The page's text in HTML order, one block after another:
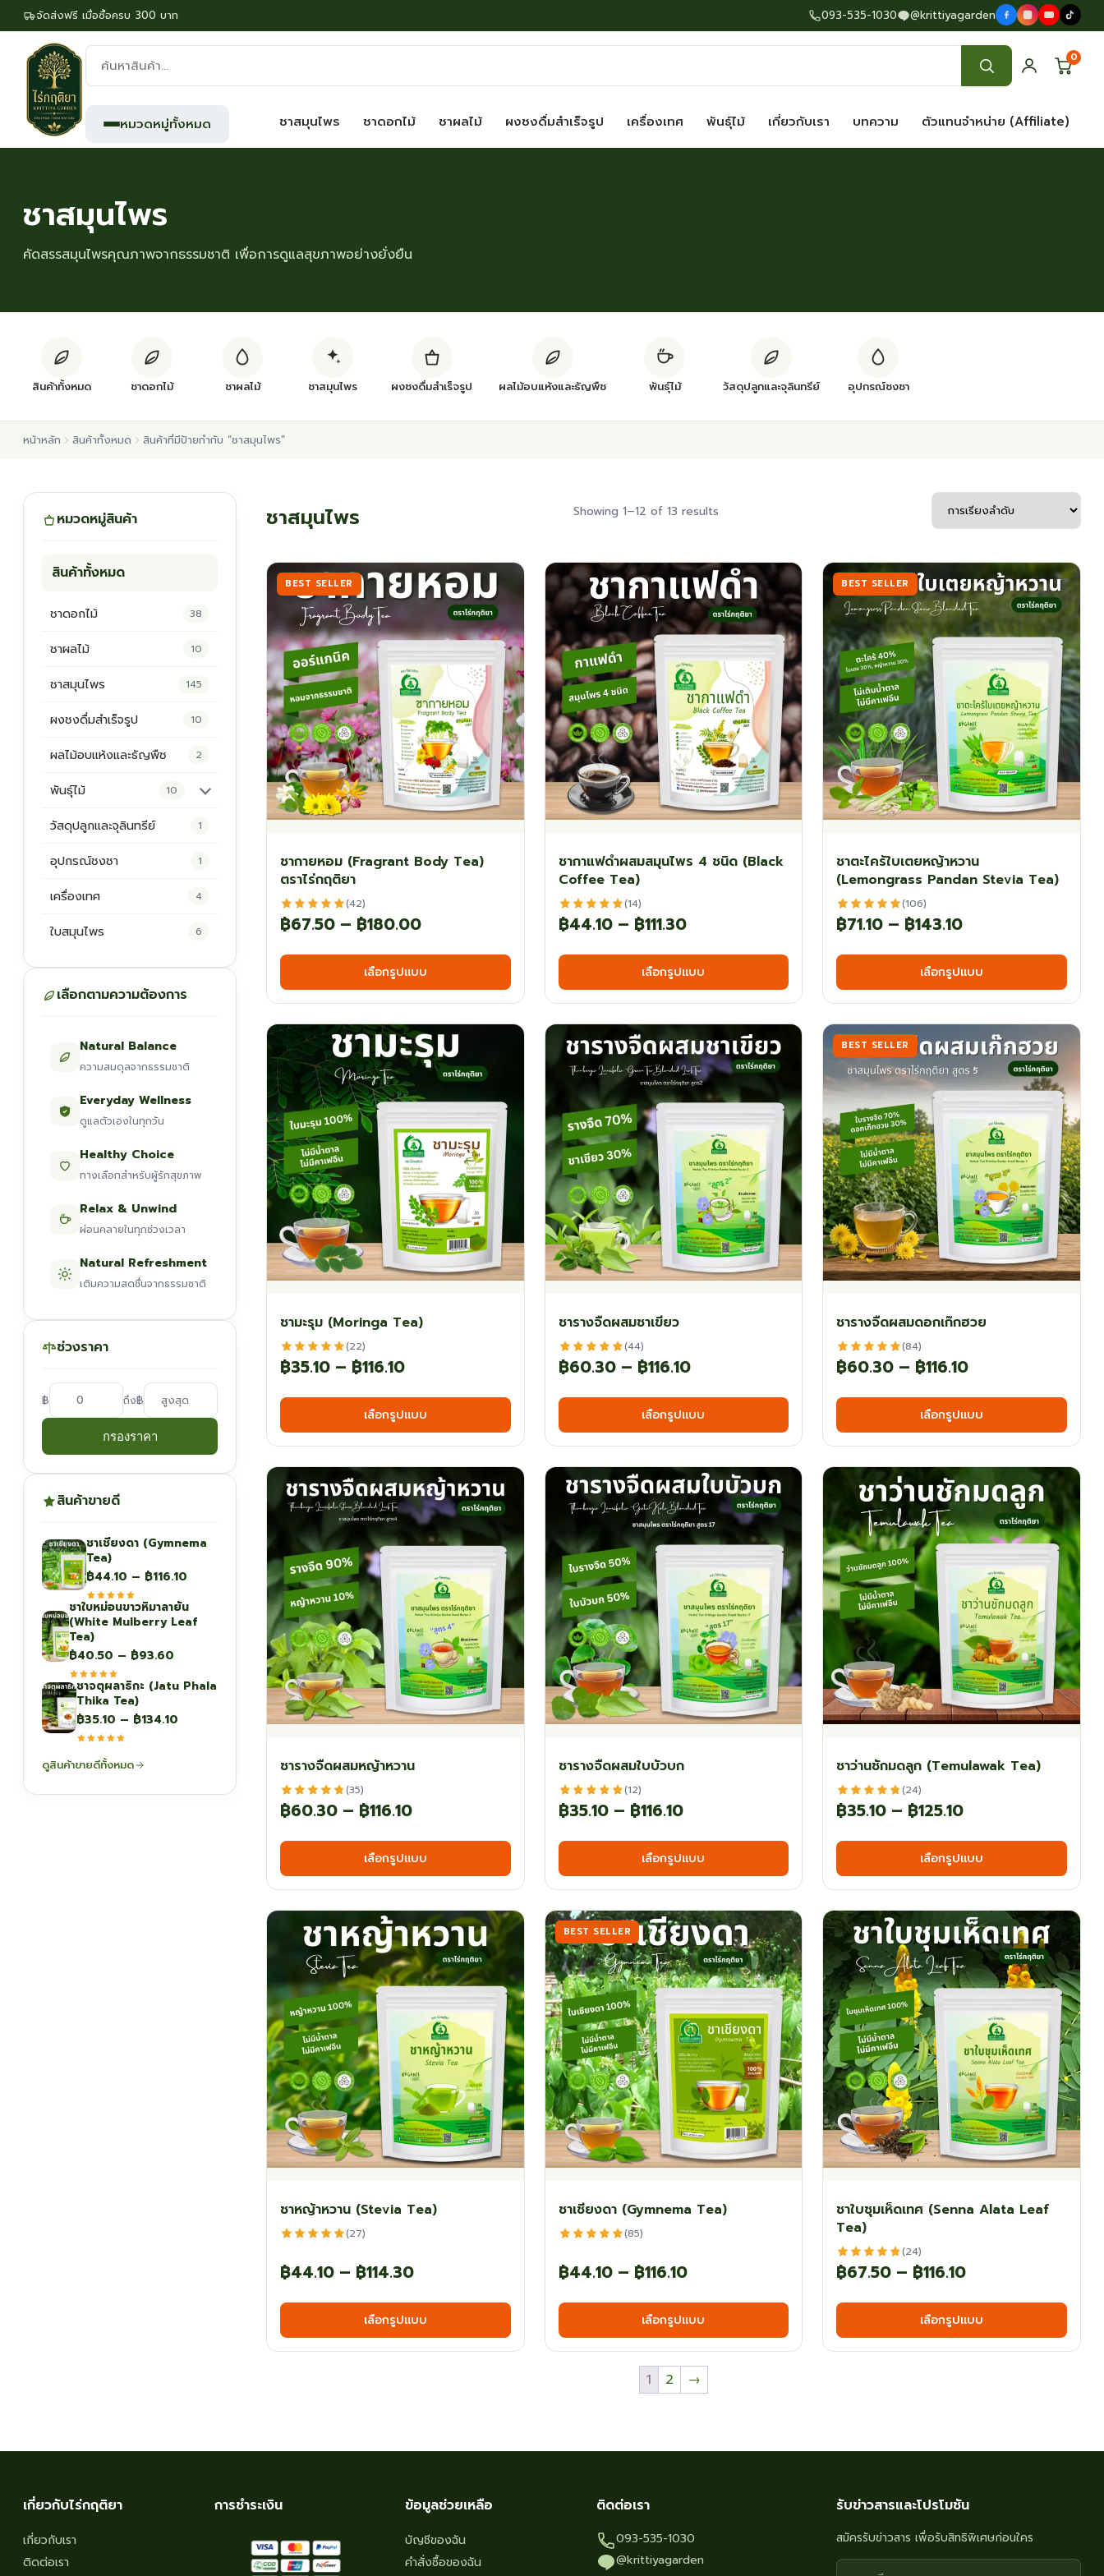
จัดส่งฟรี เมื่อซื้อครบ 300 บาท 093-535-1030 @krittiyagarden
ค้นหา
สินค้า:
0
หมวดหมู่ทั้งหมด ชาสมุนไพร ชาดอกไม้ ชาผลไม้ ผงชงดื่มสำเร็จรูป เครื่องเทศ พันธุ์ไม้ เกี่ยวกับเรา บทความ ตัวแทนจำหน่าย (Affiliate)
ชาสมุนไพร
คัดสรรสมุนไพรคุณภาพจากธรรมชาติ เพื่อการดูแลสุขภาพอย่างยั่งยืน
สินค้าทั้งหมด ชาดอกไม้ ชาผลไม้ ชาสมุนไพร ผงชงดื่มสำเร็จรูป ผลไม้อบแห้งและธัญพืช พันธุ์ไม้ วัสดุปลูกและจุลินทรีย์ อุปกรณ์ชงชา
หน้าหลัก สินค้าทั้งหมด สินค้าที่มีป้ายกำกับ “ชาสมุนไพร”
หมวดหมู่สินค้า
สินค้าทั้งหมด
ชาดอกไม้ 38
ชาผลไม้ 10
ชาสมุนไพร 145
ผงชงดื่มสำเร็จรูป 10
ผลไม้อบแห้งและธัญพืช 2
พันธุ์ไม้ 10
ต้นพันธุ์สมุนไพร 5
วัสดุปลูกและจุลินทรีย์ 1
อุปกรณ์ชงชา 1
เครื่องเทศ 4
ใบสมุนไพร 6
เลือกตามความต้องการ
Natural Balance
ความสมดุลจากธรรมชาติ
Everyday Wellness
ดูแลตัวเองในทุกวัน
Healthy Choice
ทางเลือกสำหรับผู้รักสุขภาพ
Relax & Unwind
ผ่อนคลายในทุกช่วงเวลา
Natural Refreshment
เติมความสดชื่นจากธรรมชาติ
ช่วงราคา
฿ ถึง฿
กรองราคา
สินค้าขายดี
ชาเชียงดา (Gymnema
Tea)
฿44.10 – ฿116.10
฿44.10
through
ชาใบหม่อนขาวหิมาลายัน
(White Mulberry Leaf
Tea)
฿40.50 – ฿93.60Price
฿40.50
฿93.60
ชาจตุผลาธิกะ (Jatu Phala
Thika Tea)
฿35.10 – ฿134.10
฿134.10
ดูสินค้าขายดีทั้งหมด
ชาสมุนไพร Showing 1–12 of 13 results
BEST SELLER
ชากายหอม (Fragrant Body Tea)
ตราไร่กฤติยา
(42)
฿67.50 – ฿180.00Price
range:
฿67.50
through
฿180.00
เลือกรูปแบบ
This
has
multiple
chosen
product
page
ชากาแฟดำผสมสมุนไพร 4 ชนิด (Black
Coffee Tea)
(14)
฿44.10 – ฿111.30Price
range:
฿44.10
through
฿111.30
เลือกรูปแบบ
has
multiple
variants.
options
may
be
chosen
on
the
product
page
BEST SELLER
ชาตะไคร้ใบเตยหญ้าหวาน
(Lemongrass Pandan Stevia Tea)
(106)
฿71.10 – ฿143.10Price
range:
฿71.10
through
฿143.10
เลือกรูปแบบ
This
has
The
may
be
on
the
page
ชามะรุม (Moringa Tea)
(22)
฿35.10 – ฿116.10Price
range:
฿35.10
through
฿116.10
เลือกรูปแบบ
This
has
multiple
may
be
chosen
on
the
product
page
ชารางจืดผสมชาเขียว
(44)
฿60.30 – ฿116.10Price
range:
฿60.30
through
฿116.10
เลือกรูปแบบ
This
has
multiple
options
may
be
chosen
on
the
product
page
BEST SELLER
ชารางจืดผสมดอกเก๊กฮวย
(84)
฿60.30 – ฿116.10Price
range:
฿60.30
through
฿116.10
เลือกรูปแบบ
This
has
The
may
be
on
the
page
ชารางจืดผสมหญ้าหวาน
(35)
฿60.30 – ฿116.10Price
range:
฿60.30
through
฿116.10
เลือกรูปแบบ
This
has
multiple
variants.
The
options
may
be
chosen
on
the
product
page
ชารางจืดผสมใบบัวบก
(12)
฿35.10 – ฿116.10Price
range:
฿35.10
through
฿116.10
เลือกรูปแบบ
This
has
multiple
variants.
The
options
may
be
chosen
on
the
product
page
ชาว่านชักมดลูก (Temulawak Tea)
(24)
฿35.10 – ฿125.10Price
range:
฿35.10
through
฿125.10
เลือกรูปแบบ
This
has
The
may
be
on
the
page
ชาหญ้าหวาน (Stevia Tea)
(27)
฿44.10 – ฿114.30Price
range:
฿44.10
through
เลือกรูปแบบ
This
has
may
BEST SELLER
ชาเชียงดา (Gymnema Tea)
(85)
฿44.10 – ฿116.10Price
range:
฿44.10
through
฿116.10
เลือกรูปแบบ
has
may
product
ชาใบชุมเห็ดเทศ (Senna Alata Leaf
Tea)
(24)
฿67.50 – ฿116.10Price
range:
฿67.50
through
เลือกรูปแบบ
This
has
may
1 2 →
เกี่ยวกับไร่กฤติยา
เกี่ยวกับเรา
ติดต่อเรา
การชำระเงิน ข้อมูลช่วยเหลือ
บัญชีของฉัน
คำสั่งซื้อของฉัน
ติดต่อเรา
093-535-1030
@krittiyagarden
รับข่าวสารและโปรโมชัน
สมัครรับข่าวสาร เพื่อรับสิทธิพิเศษก่อนใคร